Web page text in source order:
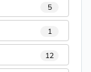
5
1
12